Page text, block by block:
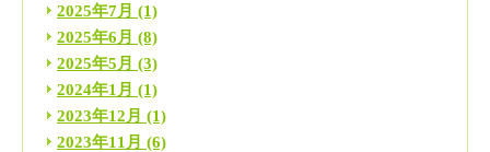
2025年7月 (1)
2025年6月 (8)
2025年5月 (3)
2024年1月 (1)
2023年12月 (1)
2023年11月 (6)